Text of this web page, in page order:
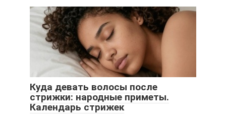
Куда девать волосы после
стрижки: народные приметы.
Календарь стрижек